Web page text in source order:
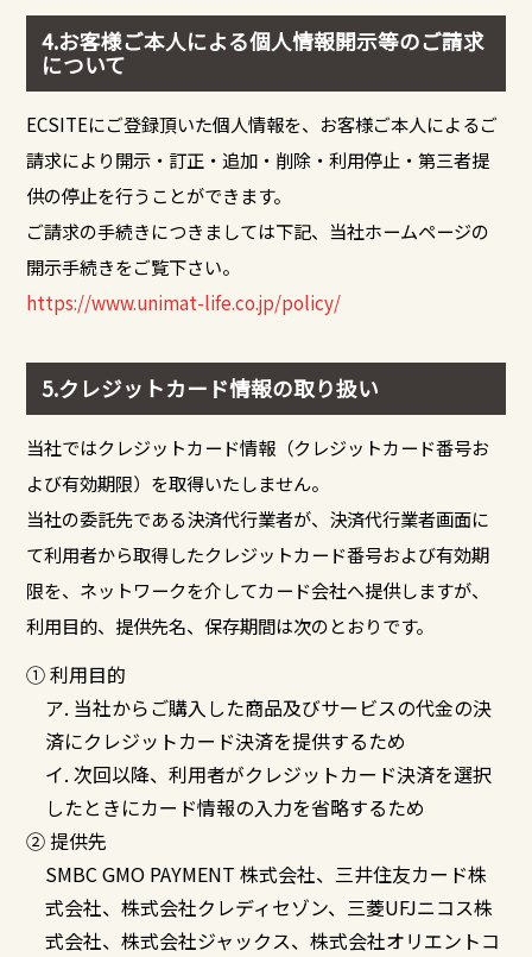
4.お客様ご本人による個人情報開示等のご請求
について
ECSITEにご登録頂いた個人情報を、お客様ご本人によるご
請求により開示・訂正・追加・削除・利用停止・第三者提
供の停止を行うことができます。
ご請求の手続きにつきましては下記、当社ホームページの
開示手続きをご覧下さい。
https://www.unimat-life.co.jp/policy/
5.クレジットカード情報の取り扱い
当社ではクレジットカード情報（クレジットカード番号お
よび有効期限）を取得いたしません。
当社の委託先である決済代行業者が、決済代行業者画面に
て利用者から取得したクレジットカード番号および有効期
限を、ネットワークを介してカード会社へ提供しますが、
利用目的、提供先名、保存期間は次のとおりです。
① 利用目的
ア. 当社からご購入した商品及びサービスの代金の決
済にクレジットカード決済を提供するため
イ. 次回以降、利用者がクレジットカード決済を選択
したときにカード情報の入力を省略するため
② 提供先
SMBC GMO PAYMENT 株式会社、三井住友カード株
式会社、株式会社クレディセゾン、三菱UFJニコス株
式会社、株式会社ジャックス、株式会社オリエントコ